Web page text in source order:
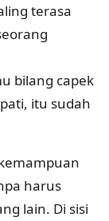
terasa
bilang capek
itu sudah
harus
lain. Di sisi